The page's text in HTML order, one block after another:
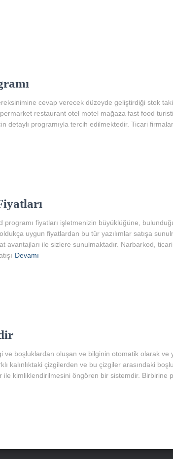
cevap verecek düzeyde geliştirdiği stok
restaurant otel motel mağaza fast food
detaylı programıyla tercih edilmektedir. Ticari
programı fiyatları işletmenizin büyüklüğüne,
uygun fiyatlardan bu tür yazılımlar satışa
avantajları ile sizlere sunulmaktadır. Narbarkod,
Devamı
ve boşluklardan oluşan ve bilginin otomatik olarak ve
kalınlıktaki çizgilerden ve bu çizgiler arasındaki
ile kimliklendirilmesini öngören bir sistemdir. Birbirine